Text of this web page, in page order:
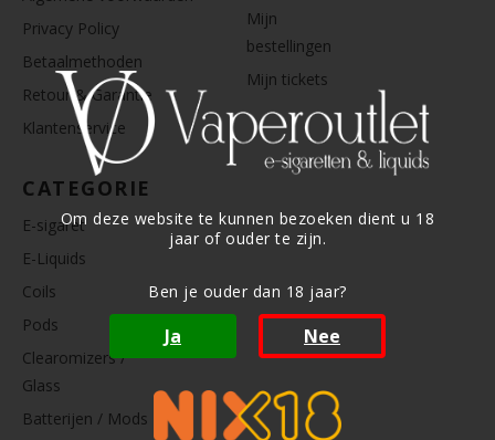
Om deze website te kunnen bezoeken dient u 18
jaar of ouder te zijn.
Ben je ouder dan 18 jaar?
Ja Nee
Privacy Policy
Betaalmethoden
Retour & Garantie
Klantenservice
Mijn
bestellingen
Mijn tickets
CATEGORIE
E-sigaret
E-Liquids
Coils
Pods
Clearomizers /
Glass
Batterijen / Mods